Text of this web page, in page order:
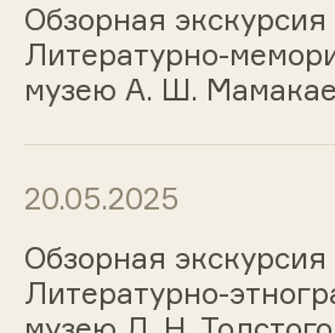
Обзорная экскурсия
Литературно-
музею А. Ш.
20.05.2025
Обзорная экскурсия
Литературно-